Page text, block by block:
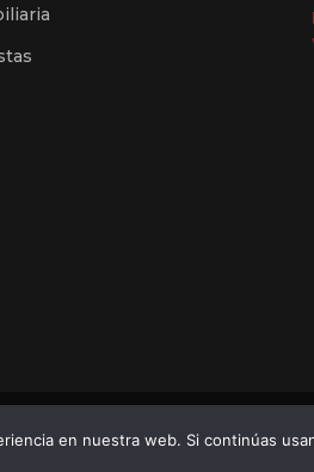
2026 © AbaDirectorio •Diseño Web
en nuestra web. Si continúas